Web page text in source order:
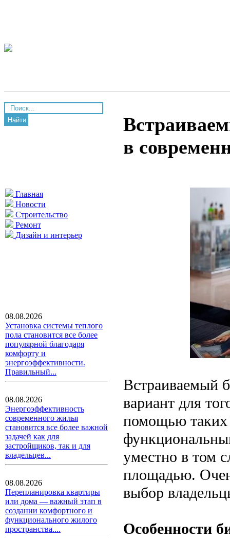
Найти
Главная
Новости
Строительство
Ремонт
Дизайн и интерьер
08.08.2026
Установка системы теплого
пола становится все более
популярной благодаря
комфорту и
энергоэффективности.
Правильный...
08.08.2026
Энергоэффективность
современного жилья
становится все более важной
задачей как для
застройщиков, так и для
владельцев...
08.08.2026
Перепланировка квартиры
или дома — важный этап в
создании комфортного и
функционального жилого
пространства....
в
Встраиваемый
вариант для
помощью таких
уместно в том
площадью.
выбор
Особенности